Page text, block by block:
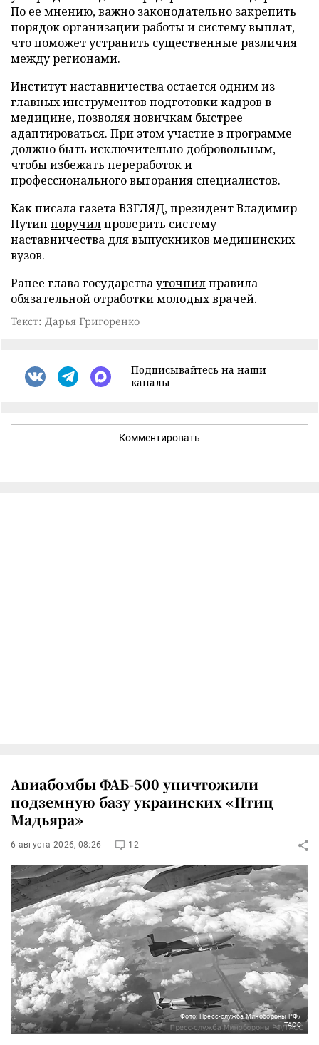
По ее мнению, важно законодательно закрепить
порядок организации работы и систему выплат,
что поможет устранить существенные различия
между регионами.
Институт наставничества остается одним из
главных инструментов подготовки кадров в
медицине, позволяя новичкам быстрее
адаптироваться. При этом участие в программе
должно быть исключительно добровольным,
чтобы избежать переработок и
профессионального выгорания специалистов.
Как писала газета ВЗГЛЯД, президент Владимир
Путин поручилпроверить систему
наставничества для выпускников медицинских
вузов.
Ранее глава государствауточнилправила
обязательной отработки молодых врачей.
Текст: Дарья Григоренко
Подписывайтесь на наши
каналы
Комментировать
Авиабомбы ФАБ-500 уничтожили
подземную базу украинских «Птиц
Мадьяра»
6 августа 2026, 08:26 12
Фото: Пресс-служба Минобороны РФ/
ТАСС